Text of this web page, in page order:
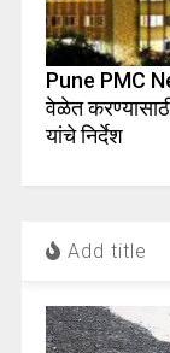
Pune PMC
वेळेत
यांचे निर्देश
Add title